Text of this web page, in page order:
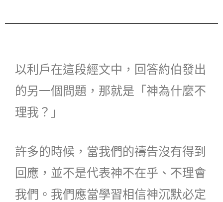
以利戶在這段經文中，回答約伯發出
的另一個問題，那就是「神為什麼不
理我？」
許多的時候，當我們的禱告沒有得到
回應，並不是代表神不在乎、不理會
我們。我們應當學習相信神沉默必定